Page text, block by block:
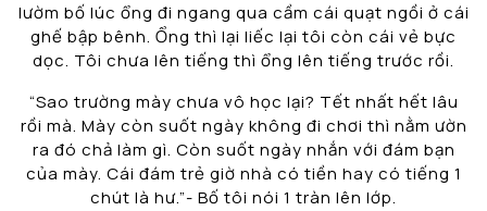
lườm bố lúc ổng đi ngang qua cầm cái quạt ngồi ở cái
ghế bập bênh. Ổng thì lại liếc lại tôi còn cái vẻ bực
dọc. Tôi chưa lên tiếng thì ổng lên tiếng trước rồi.
“Sao trường mày chưa vô học lại? Tết nhất hết lâu
rồi mà. Mày còn suốt ngày không đi chơi thì nằm ườn
ra đó chả làm gì. Còn suốt ngày nhắn với đám bạn
của mày. Cái đám trẻ giờ nhà có tiền hay có tiếng 1
chút là hư.”- Bố tôi nói 1 tràn lên lớp.